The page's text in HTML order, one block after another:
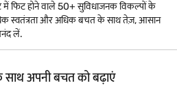
फिट होने वाले 50+ सुविधाजनक विकल्पों के
स्वतंत्रता और अधिक बचत के साथ तेज़, आसान
लें.
अपनी बचत को बढ़ाएं